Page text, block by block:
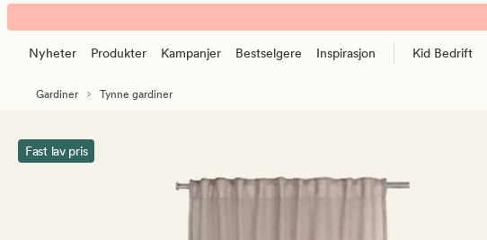
Otto
gardin
banner.
Klikk
pause.
Nyheter Produkter Kampanjer Bestselgere Inspirasjon Kid Bedrift
Gardiner Tynne gardiner
Fast lav pris